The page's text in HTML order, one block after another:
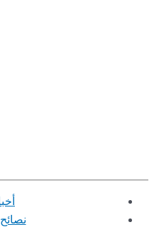
أخبار السيارات
نصائح عن السيارات